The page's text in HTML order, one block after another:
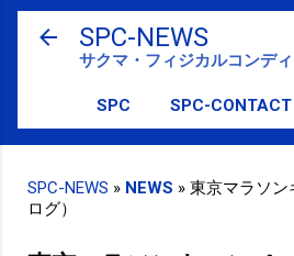
スキップしてメイン コン
SPC-NEWS
サクマ・フィジカルコンディ
SPC SPC-CONTACT
SPC-NEWS » NEWS » 東京マラソ
ログ）